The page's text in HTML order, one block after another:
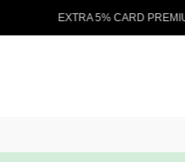
NOUTATI